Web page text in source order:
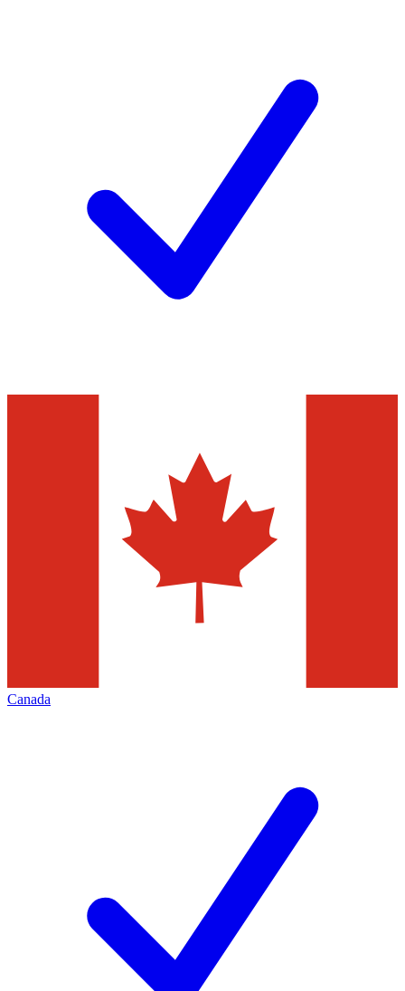
Canada